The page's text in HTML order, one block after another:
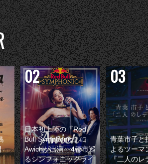
日本初上陸の『Red
Bull Symphonic』に
Awichが出演 4都市巡
るシンフォニックライ
青葉市子と
よるツーマ
『二人のレ